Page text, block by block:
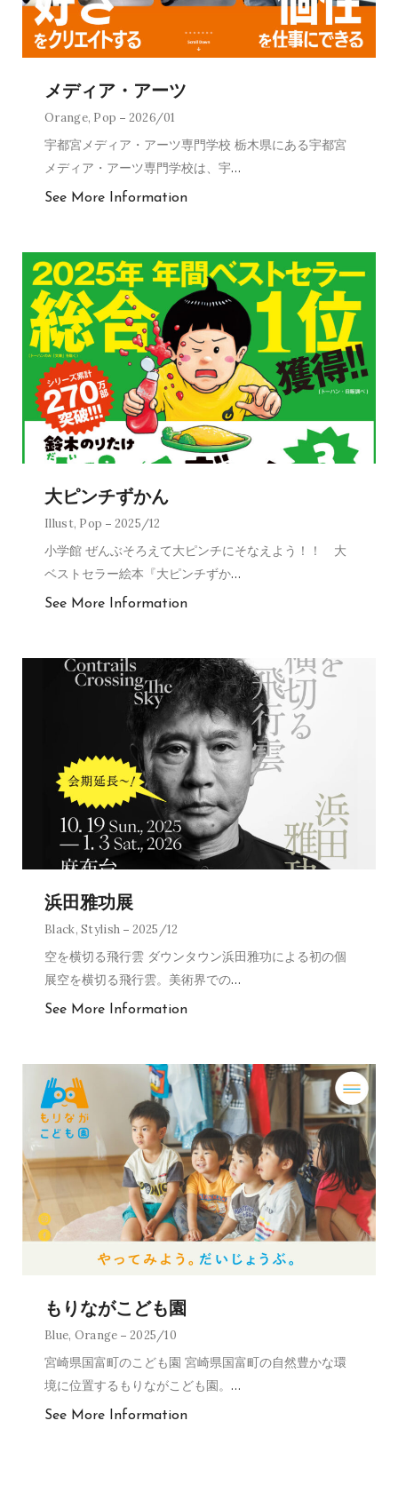
メディア・アーツ
Orange, Pop 2026/01
宇都宮メディア・アーツ専門学校 栃木県にある宇都宮
メディア・アーツ専門学校は、宇…
See More Information
大ピンチずかん
Illust, Pop 2025/12
小学館 ぜんぶそろえて大ピンチにそなえよう！！ 大
ベストセラー絵本『大ピンチずか…
See More Information
浜田雅功展
Black,Stylish 2025/12
空を横切る飛行雲 ダウンタウン浜田雅功による初の個
展空を横切る飛行雲。美術界での…
See More Information
もりながこども園
Blue, Orange 2025/10
宮崎県国富町のこども園 宮崎県国富町の自然豊かな環
境に位置するもりながこども園。 …
See More Information